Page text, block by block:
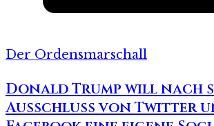
Der Ordensmarschall
Donald Trump will nach
Ausschluss von Twitter